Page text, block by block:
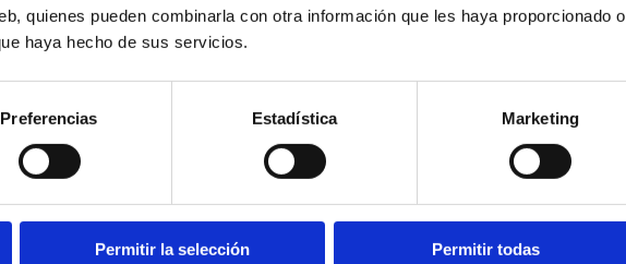
quienes pueden combinarla con otra información que les haya proporcionado o
haya hecho de sus servicios.
Preferencias Estadística Marketing
Permitir la selección Permitir todas